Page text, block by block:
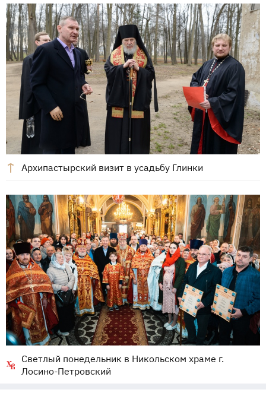
Архипастырский визит в усадьбу Глинки
Светлый понедельник в Никольском храме г.
Лосино-Петровский